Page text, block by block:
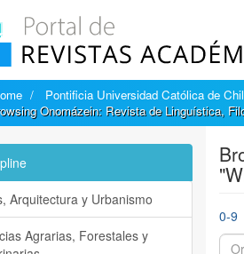
Pontificia Universidad Católica de
Onomázein: Revista de Linguística,
0-9
Arquitectura y Urbanismo
Agrarias, Forestales y